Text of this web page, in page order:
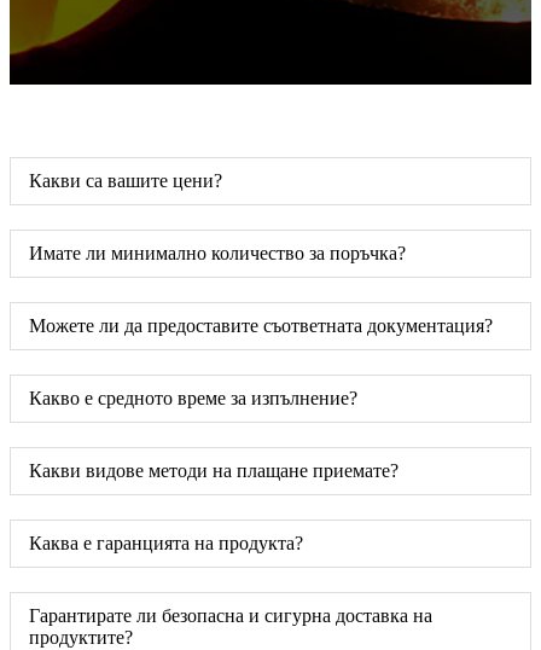
Какви са вашите цени?
Имате ли минимално количество за поръчка?
Можете ли да предоставите съответната документация?
Какво е средното време за изпълнение?
Какви видове методи на плащане приемате?
Каква е гаранцията на продукта?
Гарантирате ли безопасна и сигурна доставка на
продуктите?